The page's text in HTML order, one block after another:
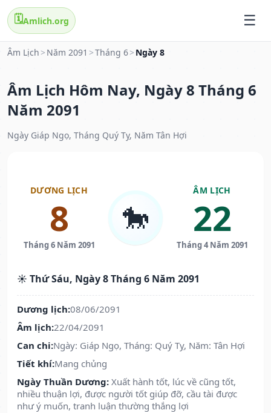
🗓️Amlich.org
Âm Lịch > Năm 2091 >Tháng 6> Ngày 8
Âm Lịch Hôm Nay, Ngày 8 Tháng 6
Năm 2091
Ngày Giáp Ngọ, Tháng Quý Tỵ, Năm Tân Hợi
DƯƠNG LỊCH
8
Tháng 6 Năm 2091
🐎
ÂM LỊCH
22
Tháng 4 Năm 2091
☀️ Thứ Sáu, Ngày 8 Tháng 6 Năm 2091
Dương lịch:08/06/2091
Âm lịch:22/04/2091
Can chi:Ngày: Giáp Ngọ, Tháng: Quý Tỵ, Năm: Tân Hợi
Tiết khí:Mang chủng
Ngày Thuần Dương: Xuất hành tốt, lúc về cũng tốt,
nhiều thuận lợi, được người tốt giúp đỡ, cầu tài được
như ý muốn, tranh luận thường thắng lợi